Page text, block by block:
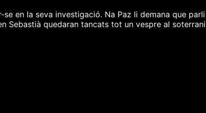
en la seva investigació. Na Paz li demana que
Sebastià quedaran tancats tot un vespre al